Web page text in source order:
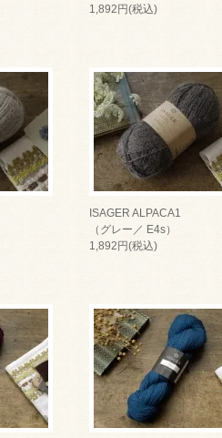
1,892円(税込)
ISAGER ALPACA1
（グレー／ E4s）
1,892円(税込)